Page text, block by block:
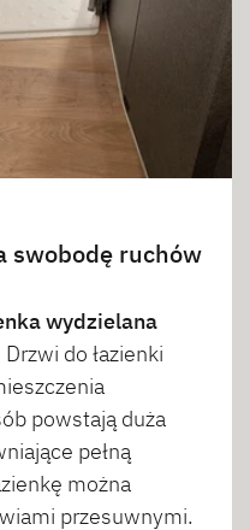
swobodę ruchów
wydzielana
do łazienki
powstają duża
pełną
można
przesuwnymi.